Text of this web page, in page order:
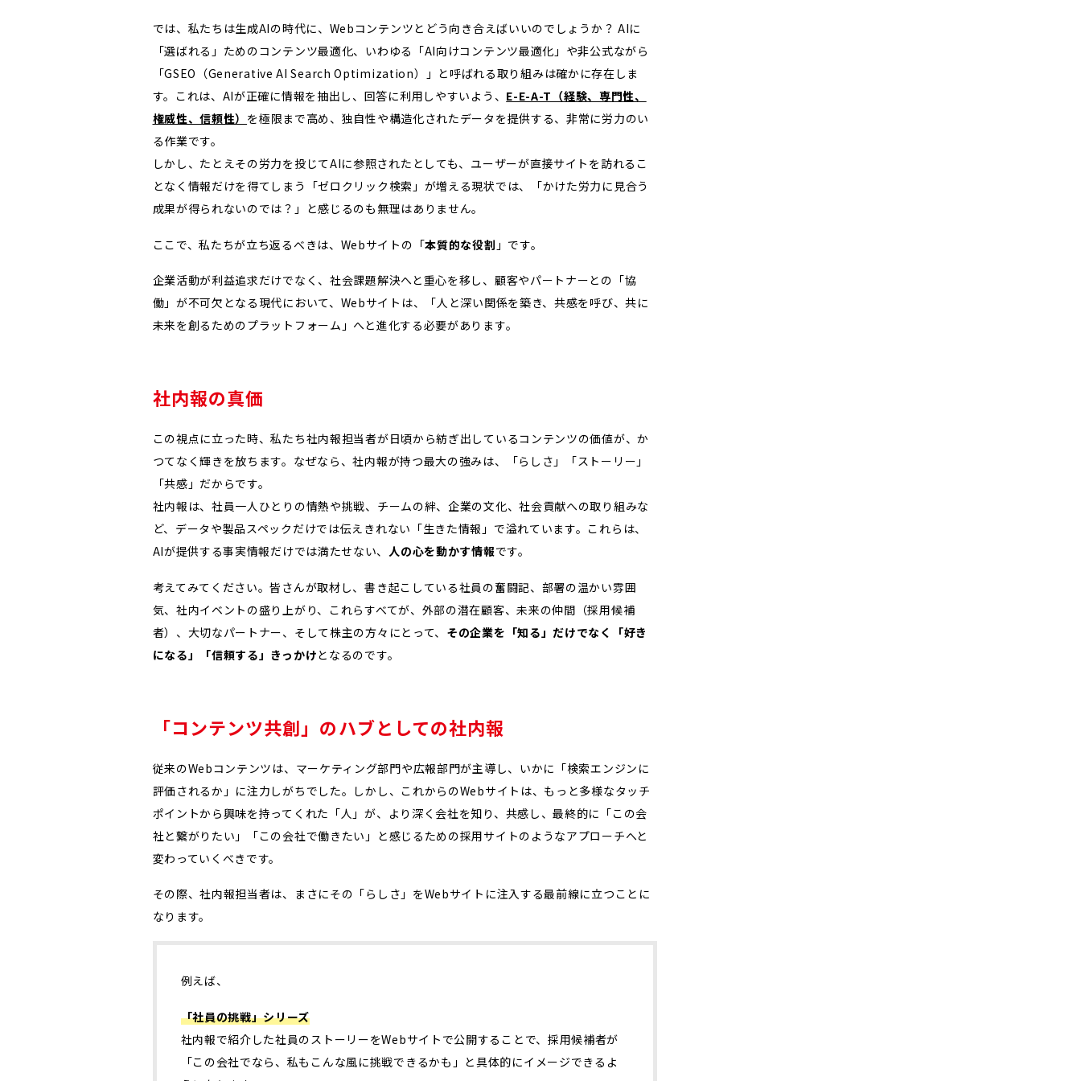
では、私たちは生成AIの時代に、Webコンテンツとどう向き合えばいいのでしょうか？ AIに
「選ばれる」ためのコンテンツ最適化、いわゆる「AI向けコンテンツ最適化」や非公式ながら
「GSEO（Generative AI Search Optimization）」と呼ばれる取り組みは確かに存在しま
す。これは、AIが正確に情報を抽出し、回答に利用しやすいよう、 E-E-A-T（経験、専門性、
権威性、信頼性） を極限まで高め、独自性や構造化されたデータを提供する、非常に労力のい
る作業です。
しかし、たとえその労力を投じてAIに参照されたとしても、ユーザーが直接サイトを訪れるこ
となく情報だけを得てしまう「ゼロクリック検索」が増える現状では、「かけた労力に見合う
成果が得られないのでは？」と感じるのも無理はありません。
ここで、私たちが立ち返るべきは、Webサイトの「本質的な役割 」です。
企業活動が利益追求だけでなく、社会課題解決へと重心を移し、顧客やパートナーとの「協
働」が不可欠となる現代において、Webサイトは、「人と深い関係を築き、共感を呼び、共に
未来を創るためのプラットフォーム」へと進化する必要があります。
社内報の真価
この視点に立った時、私たち社内報担当者が日頃から紡ぎ出しているコンテンツの価値が、か
つてなく輝きを放ちます。なぜなら、社内報が持つ最大の強みは、「らしさ」「ストーリー」
「共感」だからです。
社内報は、社員一人ひとりの情熱や挑戦、チームの絆、企業の文化、社会貢献への取り組みな
ど、データや製品スペックだけでは伝えきれない「生きた情報」で溢れています。これらは、
AIが提供する事実情報だけでは満たせない、人の心を動かす情報です。
考えてみてください。皆さんが取材し、書き起こしている社員の奮闘記、部署の温かい雰囲
気、社内イベントの盛り上がり、これらすべてが、外部の潜在顧客、未来の仲間（採用候補
者）、大切なパートナー、そして株主の方々にとって、 その企業を「知る」だけでなく「好き
になる」「信頼する」きっかけとなるのです。
「コンテンツ共創」のハブとしての社内報
従来のWebコンテンツは、マーケティング部門や広報部門が主導し、いかに「検索エンジンに
評価されるか」に注力しがちでした。しかし、これからのWebサイトは、もっと多様なタッチ
ポイントから興味を持ってくれた「人」が、より深く会社を知り、共感し、最終的に「この会
社と繋がりたい」「この会社で働きたい」と感じるための採用サイトのようなアプローチへと
変わっていくべきです。
その際、社内報担当者は、まさにその「らしさ」をWebサイトに注入する最前線に立つことに
なります。
例えば、
「社員の挑戦」シリーズ
社内報で紹介した社員のストーリーをWebサイトで公開することで、採用候補者が
「この会社でなら、私もこんな風に挑戦できるかも」と具体的にイメージできるよ